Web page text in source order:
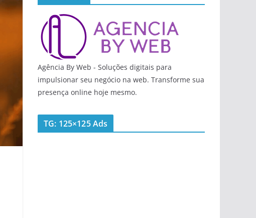
Agência By Web - Soluções digitais para
impulsionar seu negócio na web. Transforme sua
presença online hoje mesmo.
TG: 125×125 Ads